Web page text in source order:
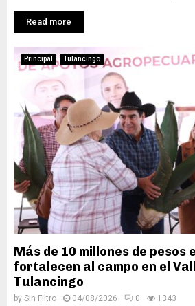
Read more
Principal Tulancingo
Más de 10 millones de pesos
fortalecen al campo en el
Tulancingo
by Sin Filtro 04/08/2026 0 1343